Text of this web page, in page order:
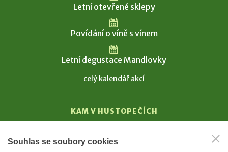
Letní otevřené sklepy
Povídání o víně s vínem
Letní degustace Mandlovky
celý kalendář akcí
KAM V HUSTOPEČÍCH
T. G. Masaryk
Souhlas se soubory cookies